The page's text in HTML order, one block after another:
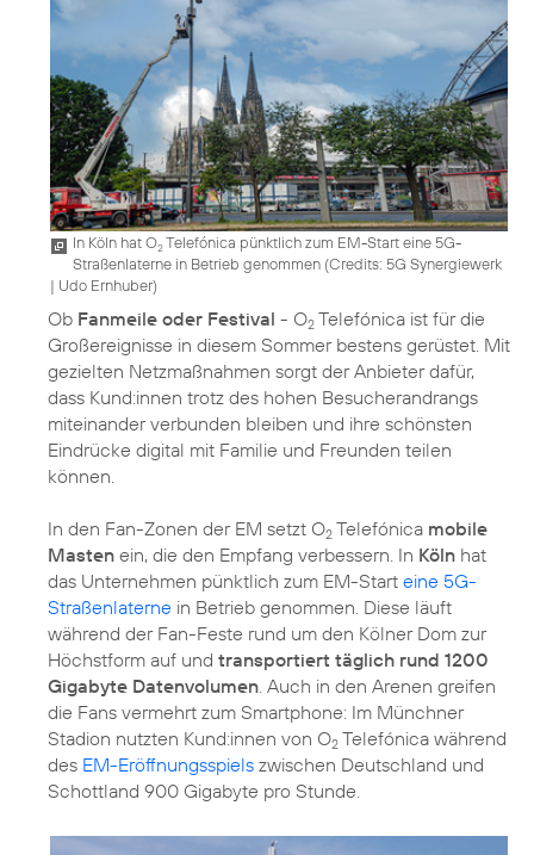
In Köln hat O2Telefónica pünktlich zum EM-Start eine 5G-
Straßenlaterne in Betrieb genommen (Credits: 5G Synergiewerk
| Udo Ernhuber)
Ob Fanmeile oder Festival - O2 Telefónica ist für die
Großereignisse in diesem Sommer bestens gerüstet. Mit
gezielten Netzmaßnahmen sorgt der Anbieter dafür,
dass Kund:innen trotz des hohen Besucherandrangs
miteinander verbunden bleiben und ihre schönsten
Eindrücke digital mit Familie und Freunden teilen
können.
In den Fan-Zonen der EM setzt O2 Telefónica mobile
Masten ein, die den Empfang verbessern. In Köln hat
das Unternehmen pünktlich zum EM-Start eine 5G-
Straßenlaterne in Betrieb genommen. Diese läuft
während der Fan-Feste rund um den Kölner Dom zur
Höchstform auf und transportiert täglich rund 1200
Gigabyte Datenvolumen. Auch in den Arenen greifen
die Fans vermehrt zum Smartphone: Im Münchner
Stadion nutzten Kund:innen von O2 Telefónica während
des EM-Eröffnungsspiels zwischen Deutschland und
Schottland 900 Gigabyte pro Stunde.